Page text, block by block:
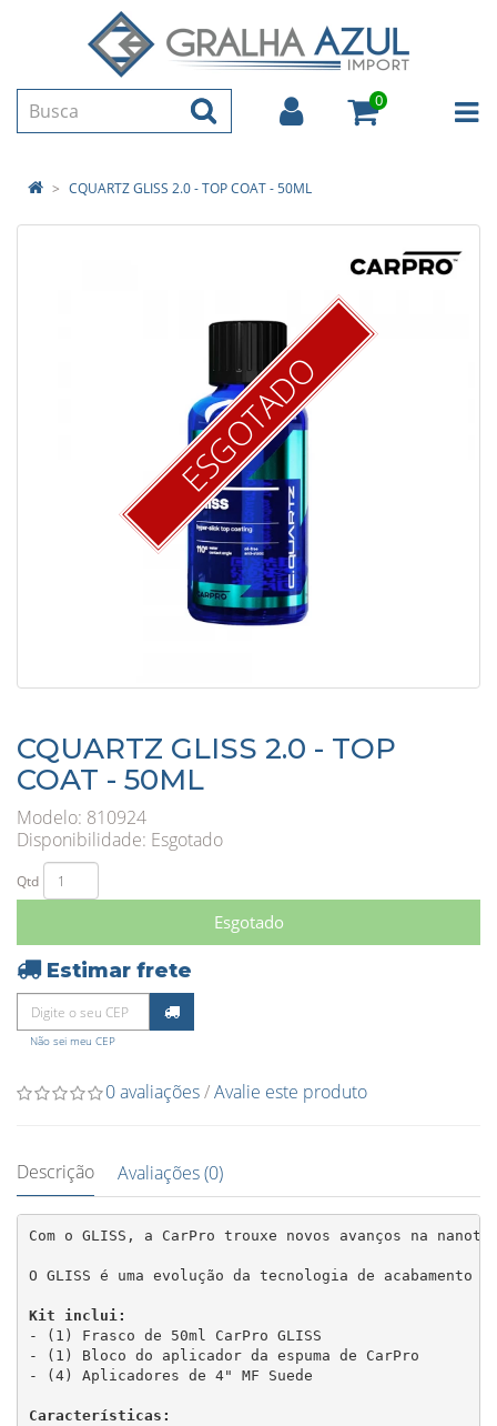
0
CQUARTZ GLISS 2.0 - TOP COAT - 50ML
ESGOTADO
CQUARTZ GLISS 2.0 - TOP
COAT - 50ML
Modelo: 810924
Disponibilidade: Esgotado
Qtd
Esgotado
Estimar frete
Não sei meu CEP
0 avaliações/Avalie este produto
Descrição Avaliações (0)
Com o GLISS, a CarPro trouxe novos avanços na
O GLISS é uma evolução da tecnologia de
Kit inclui:
- (1) Frasco de 50ml CarPro GLISS
- (1) Bloco do aplicador da espuma de CarPro
- (4) Aplicadores de 4" MF Suede
Características: